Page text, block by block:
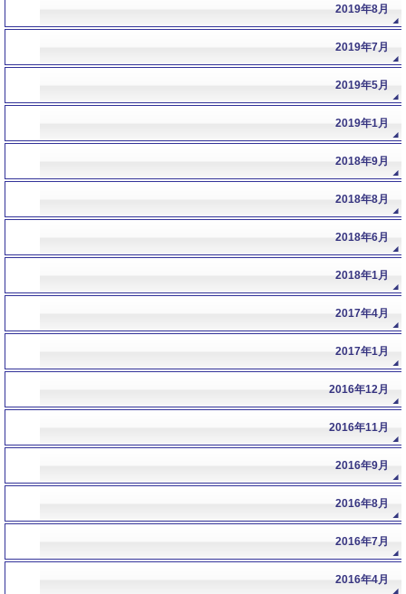
2019年8月
2019年7月
2019年5月
2019年1月
2018年9月
2018年8月
2018年6月
2018年1月
2017年4月
2017年1月
2016年12月
2016年11月
2016年9月
2016年8月
2016年7月
2016年4月